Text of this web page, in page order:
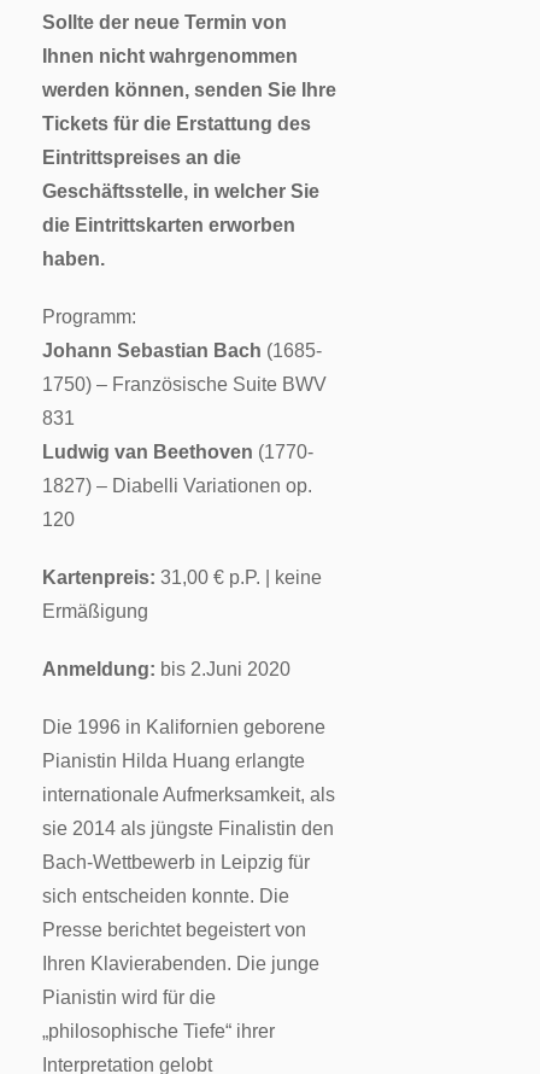
Sollte der neue Termin von
Ihnen nicht wahrgenommen
werden können, senden Sie Ihre
Tickets für die Erstattung des
Eintrittspreises an die
Geschäftsstelle, in welcher Sie
die Eintrittskarten erworben
haben.
Programm:
Johann Sebastian Bach (1685-
1750) – Französische Suite BWV
831
Ludwig van Beethoven (1770-
1827) – Diabelli Variationen op.
120
Kartenpreis: 31,00 € p.P. | keine
Ermäßigung
Anmeldung: bis 2.Juni 2020
Die 1996 in Kalifornien geborene
Pianistin Hilda Huang erlangte
internationale Aufmerksamkeit, als
sie 2014 als jüngste Finalistin den
Bach-Wettbewerb in Leipzig für
sich entscheiden konnte. Die
Presse berichtet begeistert von
Ihren Klavierabenden. Die junge
Pianistin wird für die
„philosophische Tiefe“ ihrer
Interpretation gelobt